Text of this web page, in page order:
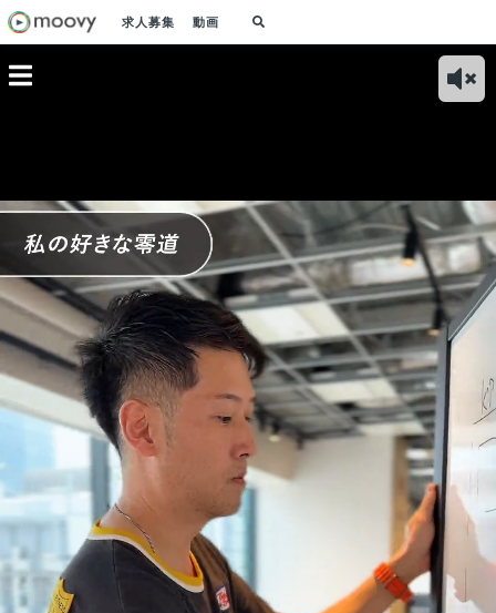
求人募集 動画
道 〜
ィアを
し、熱
藤井さんの意外な一
面 〜人に優しく地
道に積み上げる方〜
私の好きな零道 〜
インパクトのある目
標達成を〜
私らしいワークスタ
イル 〜複業と本業
の両立が可能な
STUDIO ZERO〜
す